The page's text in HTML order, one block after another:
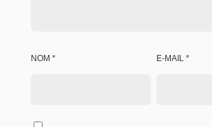
NOM * E-MAIL *